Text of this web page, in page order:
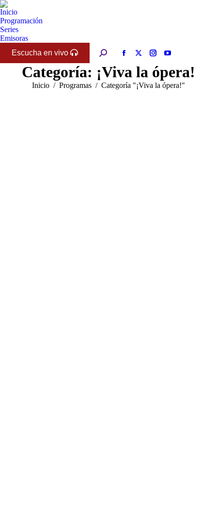
Inicio
Programación
Series
Emisoras
Escucha en vivo
Buscar:
Facebook
page
opens
in
X
page
opens
in
Instagram
page
opens
in
YouTube
page
opens
in
Categoría: ¡Viva la ópera!
Estás aquí:
Inicio Programas Categoría "¡Viva la ópera!"